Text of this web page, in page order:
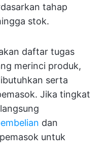
tahap
stok.
daftar tugas
merinci produk,
serta
Jika tingkat
dan
untuk